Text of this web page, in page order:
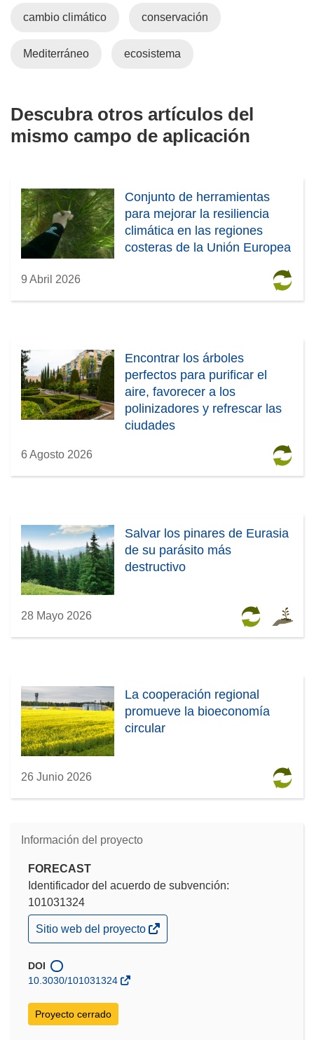
cambio climático conservación
Mediterráneo ecosistema
Descubra otros artículos del
mismo campo de aplicación
Conjunto de herramientas
para mejorar la resiliencia
climática en las regiones
costeras de la Unión Europea
9 Abril 2026
Encontrar los árboles
perfectos para purificar el
aire, favorecer a los
polinizadores y refrescar las
ciudades
6 Agosto 2026
Salvar los pinares de Eurasia
de su parásito más
destructivo
28 Mayo 2026
La cooperación regional
promueve la bioeconomía
circular
26 Junio 2026
Información del proyecto
FORECAST
Identificador del acuerdo de subvención:
101031324
(se
abrirá
una
nueva
Sitio web del proyecto
DOI
10.3030/101031324
Proyecto cerrado